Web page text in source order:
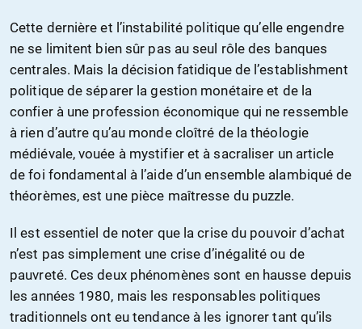
Cette dernière et l’instabilité politique qu’elle engendre
ne se limitent bien sûr pas au seul rôle des banques
centrales. Mais la décision fatidique de l’establishment
politique de séparer la gestion monétaire et de la
confier à une profession économique qui ne ressemble
à rien d’autre qu’au monde cloîtré de la théologie
médiévale, vouée à mystifier et à sacraliser un article
de foi fondamental à l’aide d’un ensemble alambiqué de
théorèmes, est une pièce maîtresse du puzzle.
Il est essentiel de noter que la crise du pouvoir d’achat
n’est pas simplement une crise d’inégalité ou de
pauvreté. Ces deux phénomènes sont en hausse depuis
les années 1980, mais les responsables politiques
traditionnels ont eu tendance à les ignorer tant qu’ils